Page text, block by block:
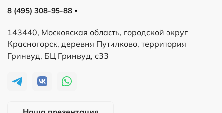
8 (495) 308-95-88
143440, Московская область, городской округ
Красногорск, деревня Путилково, территория
Гринвуд, БЦ Гринвуд, с33